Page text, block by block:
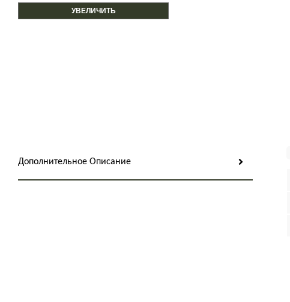
УВЕЛИЧИТЬ
Дополнительное Описание